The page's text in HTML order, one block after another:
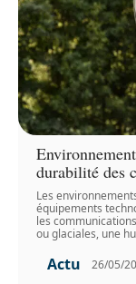
durabilité des
Les
équipements
les
ou glaciales, une
Actu 26/05/